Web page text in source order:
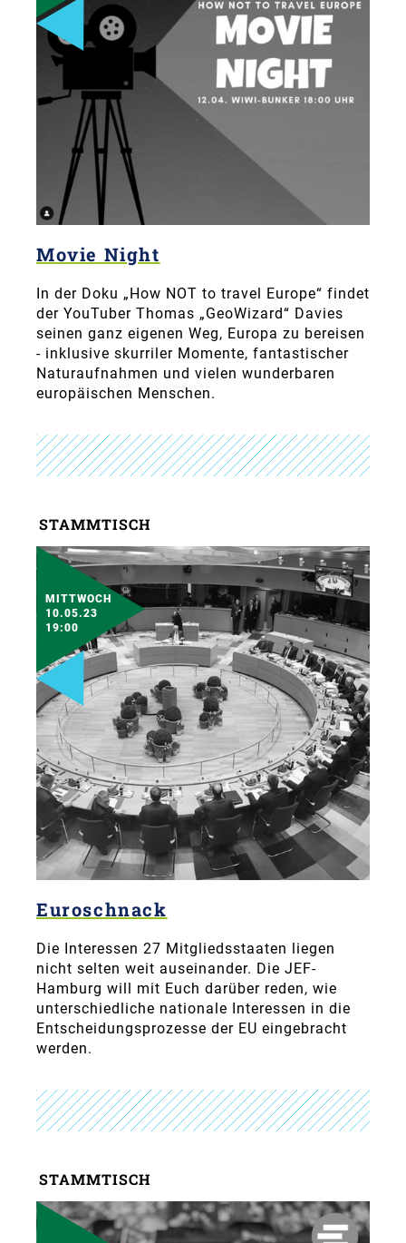
Movie Night
In der Doku „How NOT to travel Europe“ findet
der YouTuber Thomas „GeoWizard“ Davies
seinen ganz eigenen Weg, Europa zu bereisen
- inklusive skurriler Momente, fantastischer
Naturaufnahmen und vielen wunderbaren
europäischen Menschen.
STAMMTISCH
MITTWOCH
10.05.23
19:00
Euroschnack
Die Interessen 27 Mitgliedsstaaten liegen
nicht selten weit auseinander. Die JEF-
Hamburg will mit Euch darüber reden, wie
unterschiedliche nationale Interessen in die
Entscheidungsprozesse der EU eingebracht
werden.
STAMMTISCH